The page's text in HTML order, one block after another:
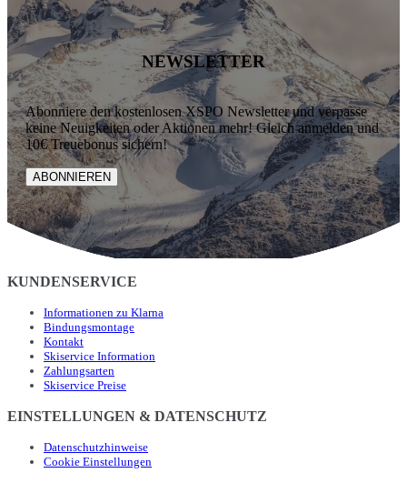
NEWSLETTER
Abonniere den kostenlosen XSPO Newsletter und verpasse
keine Neuigkeiten oder Aktionen mehr! Gleich anmelden und
10€ Treuebonus sichern!
ABONNIEREN
KUNDENSERVICE
Informationen zu Klarna
Bindungsmontage
Kontakt
Skiservice Information
Zahlungsarten
Skiservice Preise
EINSTELLUNGEN & DATENSCHUTZ
Datenschutzhinweise
Cookie Einstellungen